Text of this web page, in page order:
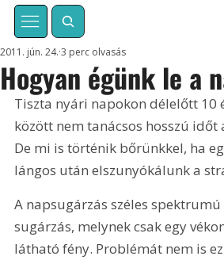
Hogyan égünk le a
2011. jún. 24. 3 perc olvasás
Tiszta nyári napokon délelőtt 10
között nem tanácsos hosszú időt
De mi is történik bőrünkkel, ha
lángos után elszunyókálunk a
A napsugárzás széles
sugárzás, melynek csak egy
látható fény. Problémát nem is